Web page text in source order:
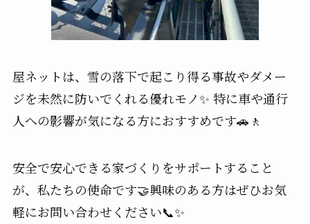
屋ネットは、雪の落下で起こり得る事故やダメー
ジを未然に防いでくれる優れモノ✨ 特に車や通行
人への影響が気になる方におすすめです🚗🚶
安全で安心できる家づくりをサポートすること
が、私たちの使命です🤝興味のある方はぜひお気
軽にお問い合わせください📞✨